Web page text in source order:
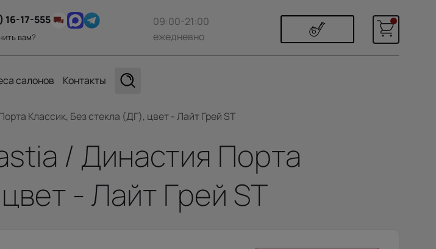
16-17-555
вам?
09:00-21:00
ежедневно
салонов Контакты
Классик, Без стекла (ДГ), цвет - Лайт Грей ST
/ Династия Порта
- Лайт Грей ST